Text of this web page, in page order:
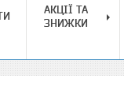
АКЦІЇ ТА
ЗНИЖКИ